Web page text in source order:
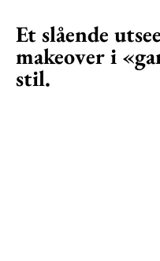
Et slående
makeover i
stil.